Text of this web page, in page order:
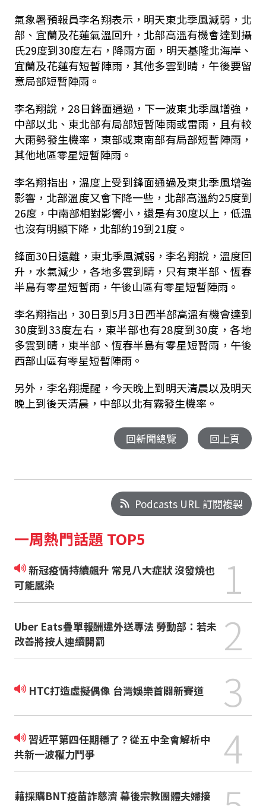
氣象署預報員李名翔表示，明天東北季風減弱，北
部、宜蘭及花蓮氣溫回升，北部高溫有機會達到攝
氏29度到30度左右，降雨方面，明天基隆北海岸、
宜蘭及花蓮有短暫陣雨，其他多雲到晴，午後要留
意局部短暫陣雨。
李名翔說，28日鋒面通過，下一波東北季風增強，
中部以北、東北部有局部短暫陣雨或雷雨，且有較
大雨勢發生機率，東部或東南部有局部短暫陣雨，
其他地區零星短暫陣雨。
李名翔指出，溫度上受到鋒面通過及東北季風增強
影響，北部溫度又會下降一些，北部高溫約25度到
26度，中南部相對影響小，還是有30度以上，低溫
也沒有明顯下降，北部約19到21度。
鋒面30日遠離，東北季風減弱，李名翔說，溫度回
升，水氣減少，各地多雲到晴，只有東半部、恆春
半島有零星短暫雨，午後山區有零星短暫陣雨。
李名翔指出，30日到5月3日西半部高溫有機會達到
30度到33度左右，東半部也有28度到30度，各地
多雲到晴，東半部、恆春半島有零星短暫雨，午後
西部山區有零星短暫陣雨。
另外，李名翔提醒，今天晚上到明天清晨以及明天
晚上到後天清晨，中部以北有霧發生機率。
回新聞總覽 回上頁
Podcasts URL 訂閱複製
一周熱門話題 TOP5
新冠疫情持續飆升 常見八大症狀 沒發燒也
可能感染
1
Uber Eats疊單報酬違外送專法 勞動部：若未
改善將按人連續開罰
2
HTC打造虛擬偶像 台灣娛樂首闢新賽道 3
習近平第四任期穩了？從五中全會解析中
共新一波權力鬥爭
4
藉採購BNT疫苗詐慈濟 幕後宗教團體夫婦接